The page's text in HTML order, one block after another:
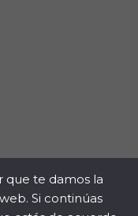
que te damos la
Si continúas